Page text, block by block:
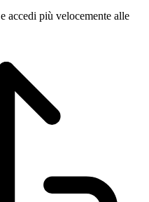
accedi più velocemente alle